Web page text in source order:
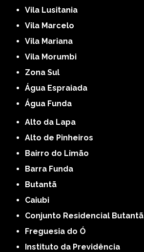
Vila Lusitania
Vila Marcelo
Vila Mariana
Vila Morumbi
Zona Sul
Água Espraiada
Água Funda
Alto da Lapa
Alto de Pinheiros
Bairro do Limão
Barra Funda
Butantã
Caiubi
Conjunto Residencial Butantã
Freguesia do Ó
Instituto da Previdência